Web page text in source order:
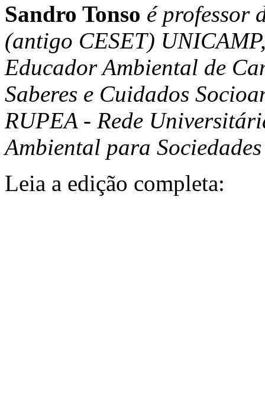
Sandro Tonso é professor
(antigo CESET)
Educador Ambiental de
Saberes e Cuidados
RUPEA - Rede
Ambiental para
Leia a edição completa: